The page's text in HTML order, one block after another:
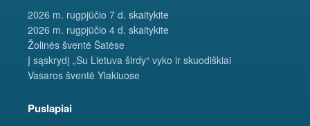
2026 m. rugpjūčio 7 d. skaitykite
2026 m. rugpjūčio 4 d. skaitykite
Žolinės šventė Šatėse
Į sąskrydį „Su Lietuva širdy“ vyko ir skuodiškiai
Vasaros šventė Ylakiuose
Puslapiai